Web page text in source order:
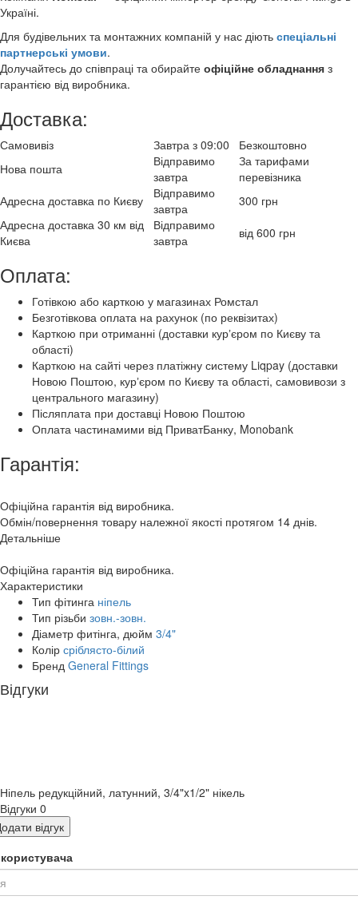
Україні.
Для будівельних та монтажних компаній у нас діють спеціальні
партнерські умови.
Долучайтесь до співпраці та обирайте офіційне обладнання з
гарантією від виробника.
Доставка:
Самовивіз Завтра з 09:00
Безкоштовно
Нова пошта
Відправимо
завтра
За тарифами
перевізника
Адресна доставка по Києву
Відправимо
завтра
300 грн
Адресна доставка 30 км від
Києва
Відправимо
завтра
від 600 грн
Оплата:
Готівкою або карткою у магазинах Ромстал
Безготівкова оплата на рахунок (по реквізитах)
Карткою при отриманні (доставки курʼєром по Києву та
області)
Карткою на сайті через платіжну систему Liqpay (доставки
Новою Поштою, курʼєром по Києву та області, самовивози з
центрального магазину)
Післяплата при доставці Новою Поштою
Оплата частинамими від ПриватБанку, Monobank
Гарантія:
Офіційна гарантія від виробника.
Обмін/повернення товару належної якості протягом 14 днів.
Детальніше
Офіційна гарантія від виробника.
Характеристики
Тип фітинга ніпель
Тип різьби зовн.-зовн.
Діаметр фитінга, дюйм 3/4"
Колір сріблясто-білий
Бренд General Fittings
Відгуки
Ніпель редукційний, латунний, 3/4"x1/2" нікель
Відгуки 0
відгук